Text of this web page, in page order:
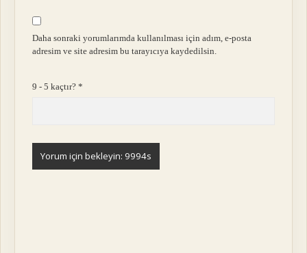
Daha sonraki yorumlarımda kullanılması için adım, e-posta
adresim ve site adresim bu tarayıcıya kaydedilsin.
9 - 5 kaçtır?*